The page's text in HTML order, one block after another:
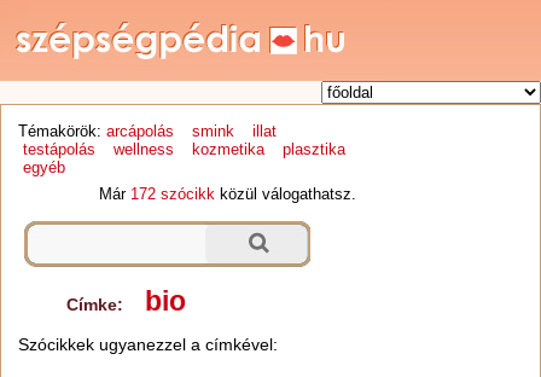
Témakörök: arcápolás smink
illat
testápolás
wellness kozmetika
plasztika
egyéb
Már 172 szócikk közül válogathatsz.
Címke: bio
Szócikkek ugyanezzel a címkével: